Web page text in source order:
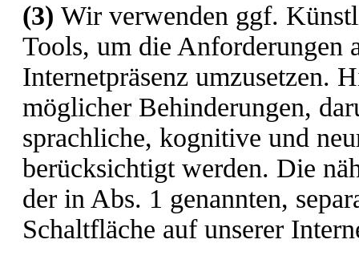
(3) Wir verwenden ggf.
Tools, um die Anforderungen
Internetpräsenz umzusetzen.
möglicher Behinderungen,
sprachliche, kognitive und
berücksichtigt werden. Die
der in Abs. 1 genannten,
Schaltfläche auf unserer